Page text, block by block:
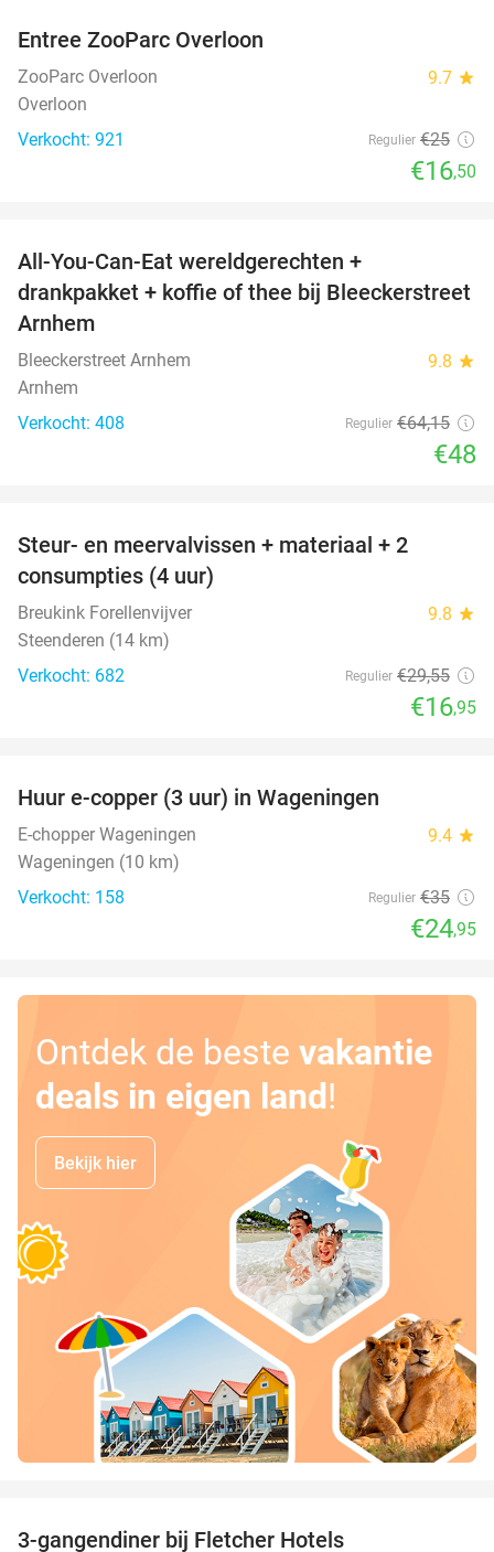
Entree ZooParc Overloon
ZooParc Overloon 9.7 star
Overloon
Verkocht: 921
Regulier €25
€16,50
All-You-Can-Eat wereldgerechten +
drankpakket + koffie of thee bij Bleeckerstreet
Arnhem
Bleeckerstreet Arnhem 9.8 star
Arnhem
Verkocht: 408
Regulier €64,15
€48
Steur- en meervalvissen + materiaal + 2
consumpties (4 uur)
Breukink Forellenvijver 9.8 star
Steenderen (14 km)
Verkocht: 682
Regulier €29,55
€16,95
Huur e-copper (3 uur) in Wageningen
E-chopper Wageningen 9.4 star
Wageningen (10 km)
Verkocht: 158
Regulier €35
€24,95
Ontdek de beste vakantie
deals in eigen land!
Bekijk hier
3-gangendiner bij Fletcher Hotels